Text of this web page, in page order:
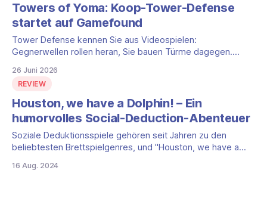
Towers of Yoma: Koop-Tower-Defense
startet auf Gamefound
Tower Defense kennen Sie aus Videospielen:
Gegnerwellen rollen heran, Sie bauen Türme dagegen.
kooperatives Brettspiel auf den Tisch. Die Crowdfunding-
Kampagne startet am 16. Juli 2026 auf Gamefound.
26 Juni 2026
REVIEW
Houston, we have a Dolphin! – Ein
humorvolles Social-Deduction-Abenteuer
Soziale Deduktionsspiele gehören seit Jahren zu den
beliebtesten Brettspielgenres, und "Houston, we have a
Twist hinzu. Was passiert, wenn Menschen und ein Delfin
16 Aug. 2024